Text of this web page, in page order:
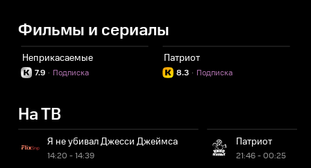
Фильмы и сериалы
Неприкасаемые
7.9 Подписка
·
Патриот
8.3 Подписка
·
На ТВ
Я не убивал Джесси Джеймса
14:20 - 14:39
Патриот
21:46 - 00:25